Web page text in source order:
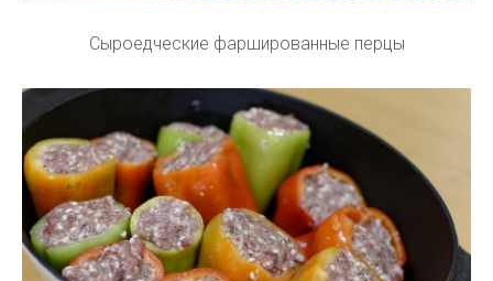
Сыроедческие фаршированные перцы